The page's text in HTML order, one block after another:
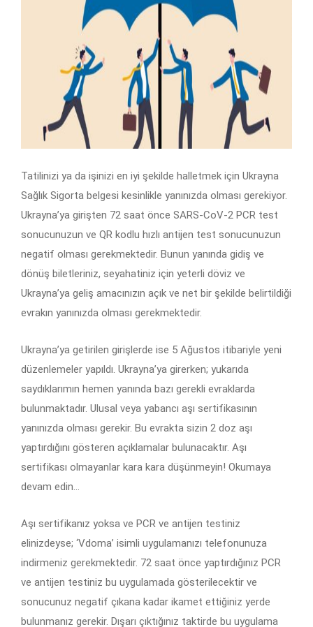
Tatilinizi ya da işinizi en iyi şekilde halletmek için Ukrayna
Sağlık Sigorta belgesi kesinlikle yanınızda olması gerekiyor.
Ukrayna’ya girişten 72 saat önce SARS-CoV-2 PCR test
sonucunuzun ve QR kodlu hızlı antijen test sonucunuzun
negatif olması gerekmektedir. Bunun yanında gidiş ve
dönüş biletleriniz, seyahatiniz için yeterli döviz ve
Ukrayna’ya geliş amacınızın açık ve net bir şekilde belirtildiği
evrakın yanınızda olması gerekmektedir.
Ukrayna’ya getirilen girişlerde ise 5 Ağustos itibariyle yeni
düzenlemeler yapıldı. Ukrayna’ya girerken; yukarıda
saydıklarımın hemen yanında bazı gerekli evraklarda
bulunmaktadır. Ulusal veya yabancı aşı sertifikasının
yanınızda olması gerekir. Bu evrakta sizin 2 doz aşı
yaptırdığını gösteren açıklamalar bulunacaktır. Aşı
sertifikası olmayanlar kara kara düşünmeyin! Okumaya
devam edin…
Aşı sertifikanız yoksa ve PCR ve antijen testiniz
elinizdeyse; ‘Vdoma’ isimli uygulamanızı telefonunuza
indirmeniz gerekmektedir. 72 saat önce yaptırdığınız PCR
ve antijen testiniz bu uygulamada gösterilecektir ve
sonucunuz negatif çıkana kadar ikamet ettiğiniz yerde
bulunmanız gerekir. Dışarı çıktığınız taktirde bu uygulama